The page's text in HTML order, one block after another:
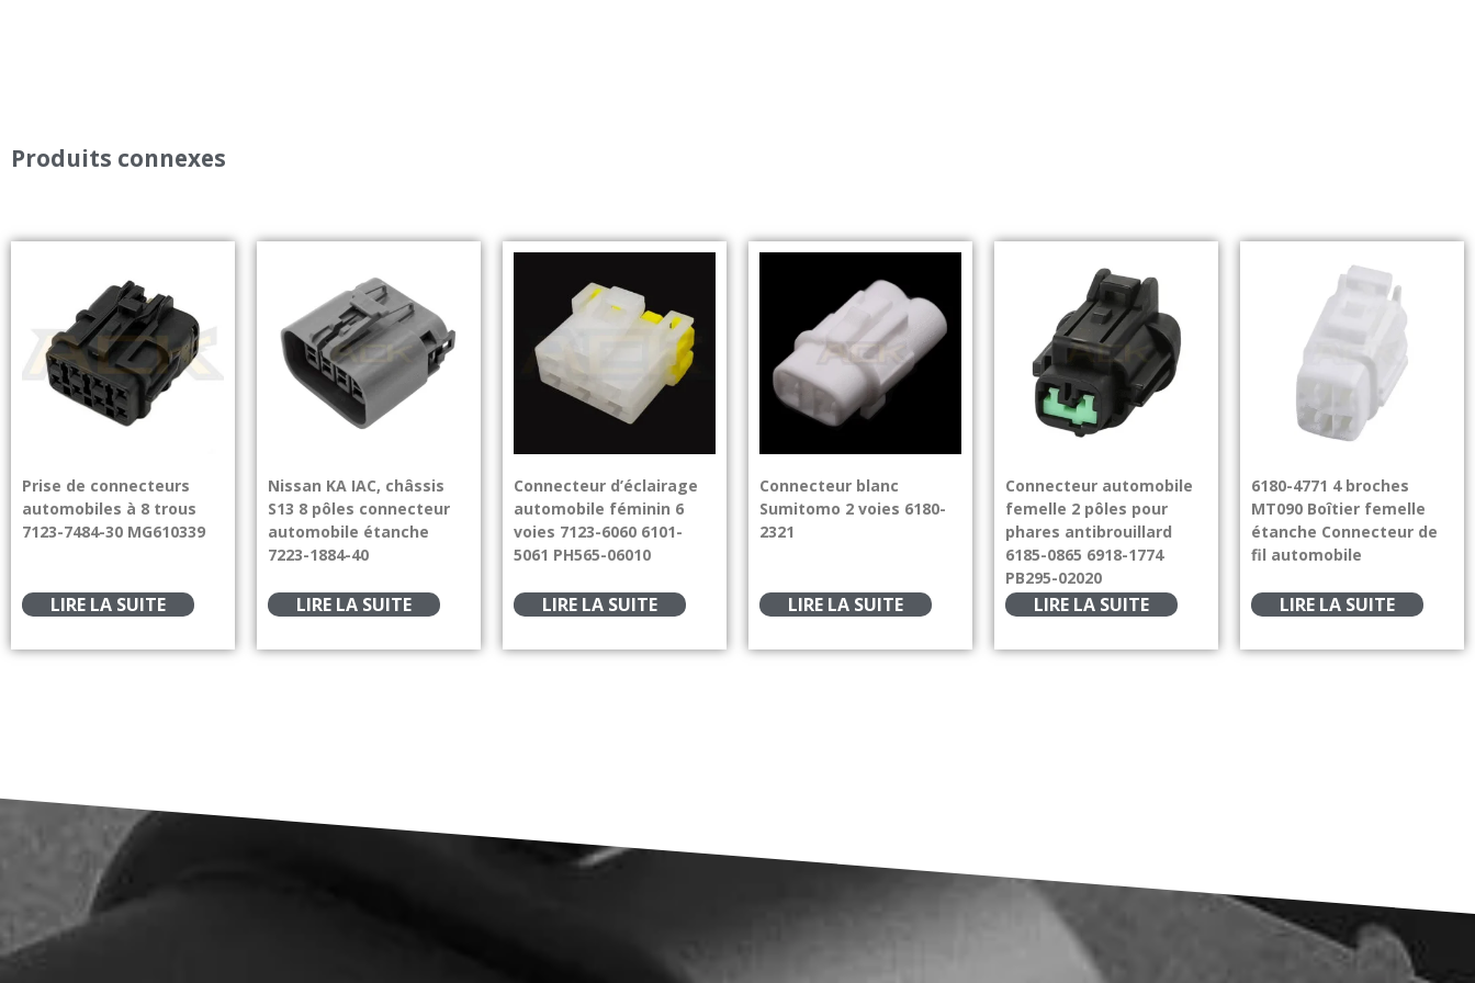
Produits connexes
Prise de connecteurs
automobiles à 8 trous
7123-7484-30 MG610339
LIRE LA SUITE
Nissan KA IAC, châssis
S13 8 pôles connecteur
automobile étanche
7223-1884-40
LIRE LA SUITE
Connecteur d’éclairage
automobile féminin 6
voies 7123-6060 6101-
5061 PH565-06010
LIRE LA SUITE
Connecteur blanc
Sumitomo 2 voies 6180-
2321
LIRE LA SUITE
Connecteur automobile
femelle 2 pôles pour
phares antibrouillard
6185-0865 6918-1774
PB295-02020
LIRE LA SUITE
6180-4771 4 broches
MT090 Boîtier femelle
étanche Connecteur de
fil automobile
LIRE LA SUITE